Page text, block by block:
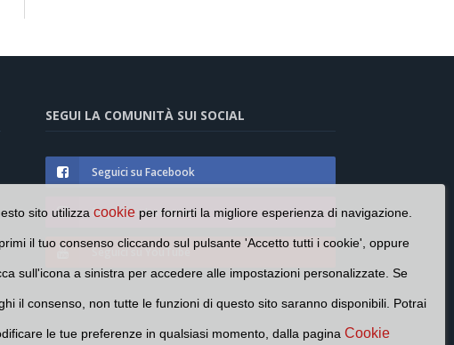
SEGUI LA COMUNITÀ SUI SOCIAL
Seguici su Facebook
Seguici su Instagram
Seguici su YouTube
sito utilizzacookie per fornirti la migliore esperienza di navigazione.
il tuo consenso cliccando sul pulsante 'Accetto tutti i cookie', oppure
sull'icona a sinistra per accedere alle impostazioni personalizzate. Se
il consenso, non tutte le funzioni di questo sito saranno disponibili. Potrai
le tue preferenze in qualsiasi momento, dalla pagina Cookie